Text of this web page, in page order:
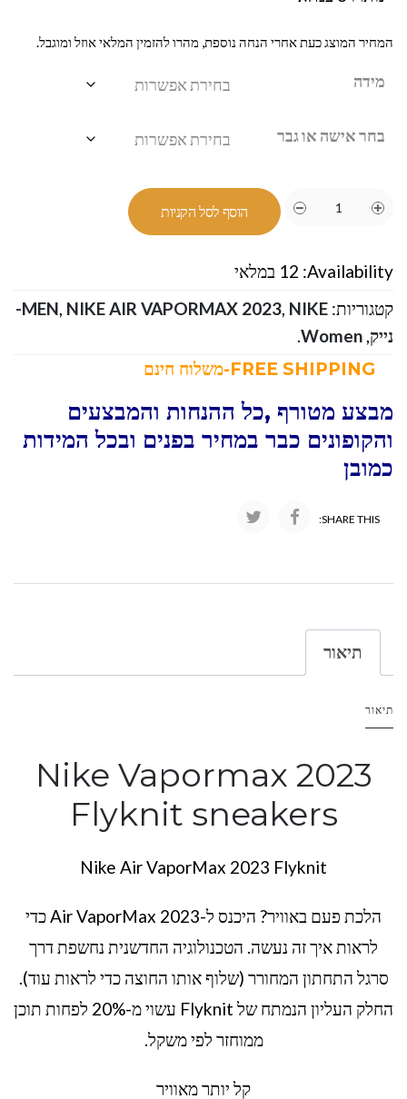
המחיר המוצג כעת אחרי הנחה נוספת, מהרו להזמין המלאי אוזל ומוגבל.
מידה
בחר אישה או גבר
הוסף לסל הקניות
Availability: 12 במלאי
קטגוריות:
MEN, NIKE AIR VAPORMAX 2023,
NIKE-
נייק,
Women
.
מבצע מטורף ,כל ההנחות והמבצעים
והקופונים כבר במחיר בפנים ובכל המידות
כמובן
SHARE THIS:
תיאור
תיאור
Nike Vapormax 2023
Flyknit sneakers
Nike Air VaporMax 2023 Flyknit
הלכת פעם באוויר? היכנס ל-Air VaporMax 2023 כדי
לראות איך זה נעשה. הטכנולוגיה החדשנית נחשפת דרך
סרגל התחתון המחורר (שלוף אותו החוצה כדי לראות עוד).
החלק העליון הנמתח של Flyknit עשוי מ-20% לפחות תוכן
ממוחזר לפי משקל.
קל יותר מאוויר